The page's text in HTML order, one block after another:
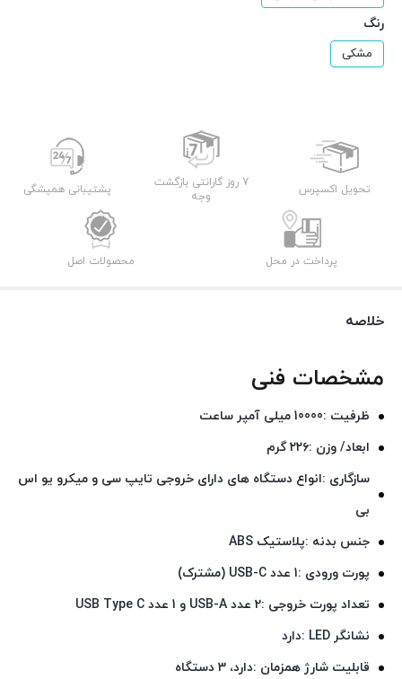
رنگ
مشکی
تحویل اکسپرس
7 روز گارانتی بازگشت
وجه
پشتیبانی همیشگی
پرداخت در محل محصولات اصل
خلاصه
مشخصات فنی
ظرفیت :10000 میلی آمپر ساعت
ابعاد/ وزن :۲۲۶ گرم
سازگاری :انواع دستگاه های دارای خروجی تایپ سی و میکرو یو اس
بی
جنس بدنه :پلاستیک ABS
پورت ورودی :1 عدد USB-C (مشترک)
تعداد پورت خروجی :2 عدد USB-A و 1 عدد USB Type C
نشانگر LED :دارد
قابلیت شارژ همزمان :دارد، 3 دستگاه